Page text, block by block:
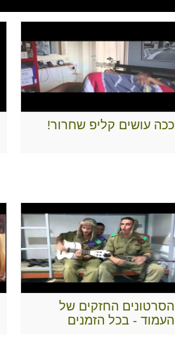
ככה עושים קליפ שחרור!
הסרטונים החזקים של
העמוד - בכל הזמנים